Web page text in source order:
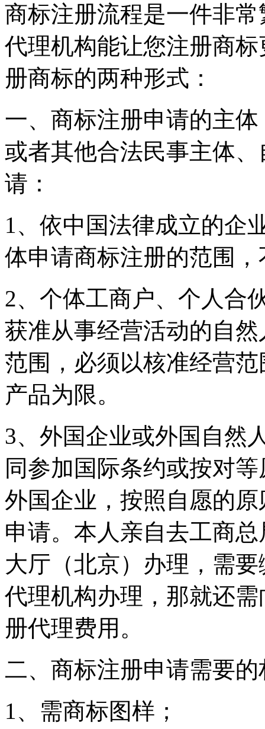
商标注册流程是一件非
代理机构能让您注册商
册商标的两种形式：
一、商标注册申请的主
或者其他合法民事主体
请：
1、依中国法律成立的企
体申请商标注册的范围
2、个体工商户、个人合
获准从事经营活动的自
范围，必须以核准经营
产品为限。
3、外国企业或外国自然
同参加国际条约或按对
外国企业，按照自愿的
申请。本人亲自去工商
大厅（北京）办理，需
代理机构办理，那就还
册代理费用。
二、商标注册申请需要
1、需商标图样；